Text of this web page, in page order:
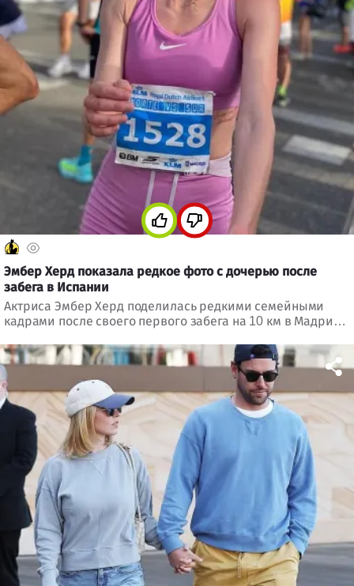
Эмбер Херд показала редкое фото с дочерью после
забега в Испании
Актриса Эмбер Херд поделилась редкими семейными
кадрами после своего первого забега на 10 км в Мадриде